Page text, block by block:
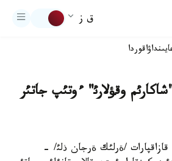
ق ز
اقوردا
وقؤلارئ" ءوتئپ جاتئر
قاراشانئث 4-ئ. قازاقپارات /ةرلئك ةرجان ذلئ/ -